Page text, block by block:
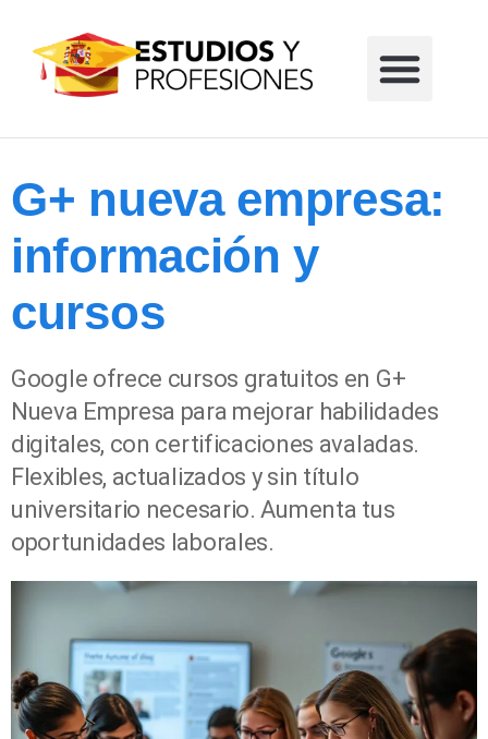
G+ nueva empresa:
información y
cursos
Google ofrece cursos gratuitos en G+
Nueva Empresa para mejorar habilidades
digitales, con certificaciones avaladas.
Flexibles, actualizados y sin título
universitario necesario. Aumenta tus
oportunidades laborales.